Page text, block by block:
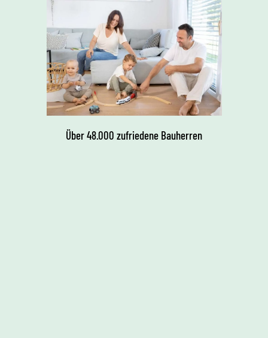
Über 48.000 zufriedene Bauherren